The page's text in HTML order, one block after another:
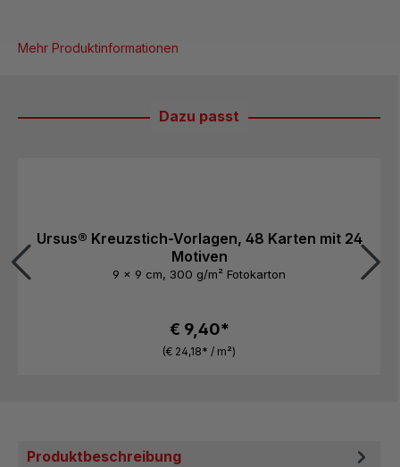
Mehr Produktinformationen
Dazu passt
Ursus® Kreuzstich-Vorlagen, 48 Karten mit 24
Motiven
9 x 9 cm, 300 g/m² Fotokarton
€ 9,40*
(€ 24,18* / m²)
Produktbeschreibung